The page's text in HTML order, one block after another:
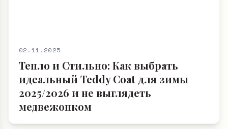
02.11.2025
Тепло и Стильно: Как выбрать
идеальный Teddy Coat для зимы
2025/2026 и не выглядеть
медвежонком